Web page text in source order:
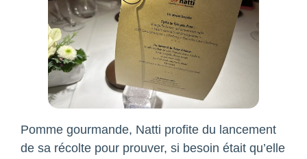
Pomme gourmande, Natti profite du lancement
de sa récolte pour prouver, si besoin était qu’elle